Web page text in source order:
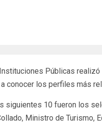
Públicas
conocer los perfiles más
siguientes 10 fueron los
Ministro de Turismo,